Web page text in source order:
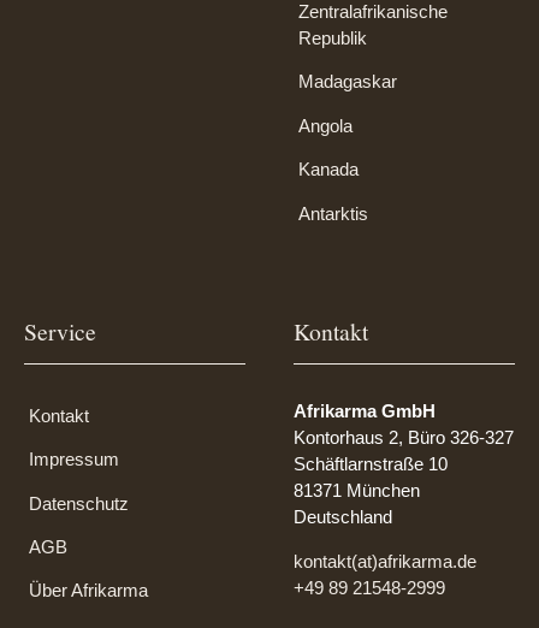
Zentralafrikanische
Republik
Madagaskar
Angola
Kanada
Antarktis
Service
Kontakt
Impressum
Datenschutz
AGB
Über Afrikarma
Kontakt
Afrikarma GmbH
Kontorhaus 2, Büro 326-327
Schäftlarnstraße 10
81371 München
Deutschland
kontakt(at)afrikarma.de
+49 89 21548-2999